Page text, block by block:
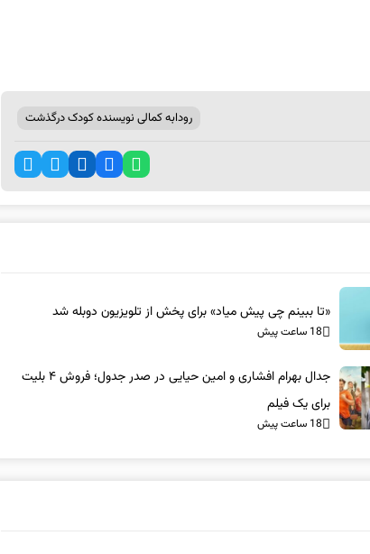
رودابه کمالی نویسنده کودک درگذشت
«تا ببینم چی پیش میاد» برای پخش از تلویزیون دوبله شد
18 ساعت پیش
جدال بهرام افشاری و امین حیایی در صدر جدول؛ فروش ۴ بلیت
برای یک فیلم
18 ساعت پیش